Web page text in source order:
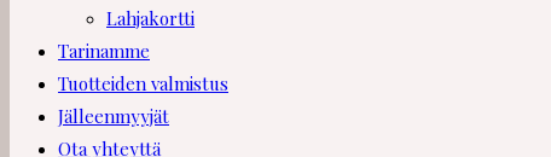
Lahjakortti
Tarinamme
Tuotteiden valmistus
Jälleenmyyjät
Ota yhteyttä